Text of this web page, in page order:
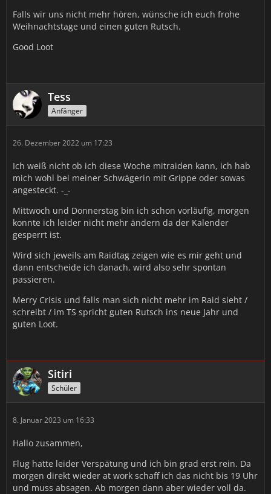
Falls wir uns nicht mehr hören, wünsche ich euch frohe
Weihnachtstage und einen guten Rutsch.
Good Loot
Tess
Anfänger
26. Dezember 2022 um 17:23
Ich weiß nicht ob ich diese Woche mitraiden kann, ich hab
mich wohl bei meiner Schwägerin mit Grippe oder sowas
angesteckt. -_-
Mittwoch und Donnerstag bin ich schon vorläufig, morgen
konnte ich leider nicht mehr ändern da der Kalender
gesperrt ist.
Wird sich jeweils am Raidtag zeigen wie es mir geht und
dann entscheide ich danach, wird also sehr spontan
passieren.
Merry Crisis und falls man sich nicht mehr im Raid sieht /
schreibt / im TS spricht guten Rutsch ins neue Jahr und
guten Loot.
Sitiri
Schüler
8. Januar 2023 um 16:33
Hallo zusammen,
Flug hatte leider Verspätung und ich bin grad erst rein. Da
morgen direkt wieder at work schaff ich das nicht bis 19 Uhr
und muss absagen. Ab morgen dann aber wieder voll da.